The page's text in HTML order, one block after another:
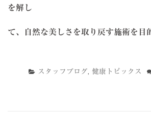
を解し
て、自然な美しさを取り戻す施術を目
スタッフブログ 健康トピックス